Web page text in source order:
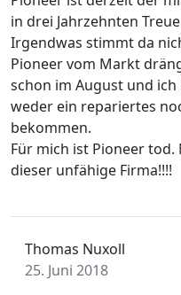
in drei Jahrzehnten
Irgendwas stimmt da
Pioneer vom Markt
schon im August und
weder ein repariertes
bekommen.
Für mich ist Pioneer
dieser unfähige Firma!!!!
Thomas Nuxoll
25. Juni 2018